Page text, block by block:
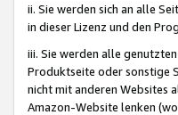
ii. Sie werden sich an alle
in dieser Lizenz und den
iii. Sie werden alle
Produktseite oder sonstige
nicht mit anderen Websites
Amazon-Website lenken